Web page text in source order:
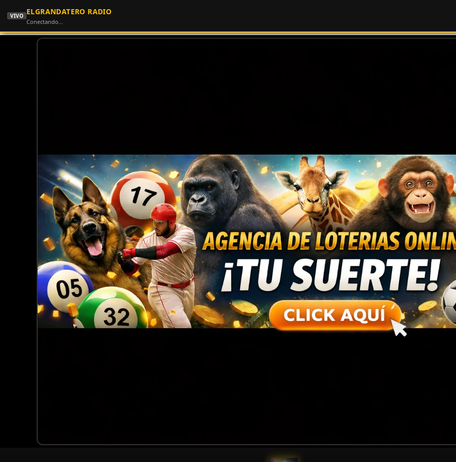
VIVO ELGRANDATERO RADIO
Conectando…